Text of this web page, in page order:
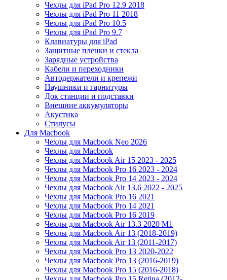
Чехлы для iPad Pro 12.9 2018
Чехлы для iPad Pro 11 2018
Чехлы для iPad Pro 10.5
Чехлы для iPad Pro 9.7
Клавиатуры для iPad
Защитные пленки и стекла
Зарядные устройства
Кабели и переходники
Автодержатели и крепежи
Наушники и гарнитуры
Док станции и подставки
Внешние аккумуляторы
Акустика
Стилусы
Для Macbook
Чехлы для Macbook Neo 2026
Чехлы для Macbook
Чехлы для Macbook Air 15 2023 - 2025
Чехлы для Macbook Pro 16 2023 - 2024
Чехлы для Macbook Pro 14 2023 - 2024
Чехлы для Macbook Air 13.6 2022 - 2025
Чехлы для Macbook Pro 16 2021
Чехлы для Macbook Pro 14 2021
Чехлы для Macbook Pro 16 2019
Чехлы для Macbook Air 13.3 2020 M1
Чехлы для Macbook Air 13 (2018-2019)
Чехлы для Macbook Air 13 (2011-2017)
Чехлы для Macbook Pro 13 2020-2022
Чехлы для Macbook Pro 13 (2016-2019)
Чехлы для Macbook Pro 15 (2016-2018)